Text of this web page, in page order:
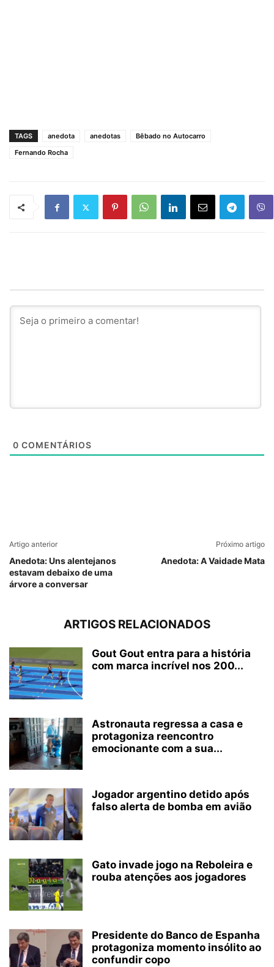
TAGS anedota anedotas
Bêbado no Autocarro
Fernando Rocha
0 COMENTÁRIOS
Artigo anterior
Anedota: Uns alentejanos
estavam debaixo de uma
árvore a conversar
Próximo artigo
Anedota: A Vaidade Mata
ARTIGOS RELACIONADOS
Gout Gout entra para a história
com marca incrível nos 200...
Astronauta regressa a casa e
protagoniza reencontro
emocionante com a sua...
Jogador argentino detido após
falso alerta de bomba em avião
Gato invade jogo na Reboleira e
rouba atenções aos jogadores
Presidente do Banco de Espanha
protagoniza momento insólito ao
confundir copo